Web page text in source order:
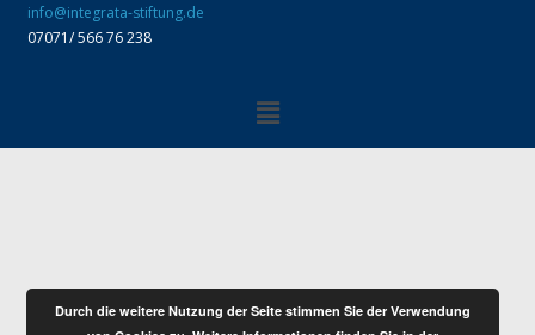
info@integrata-stiftung.de
07071/ 566 76 238
Durch die weitere Nutzung der Seite stimmen Sie der Verwendung